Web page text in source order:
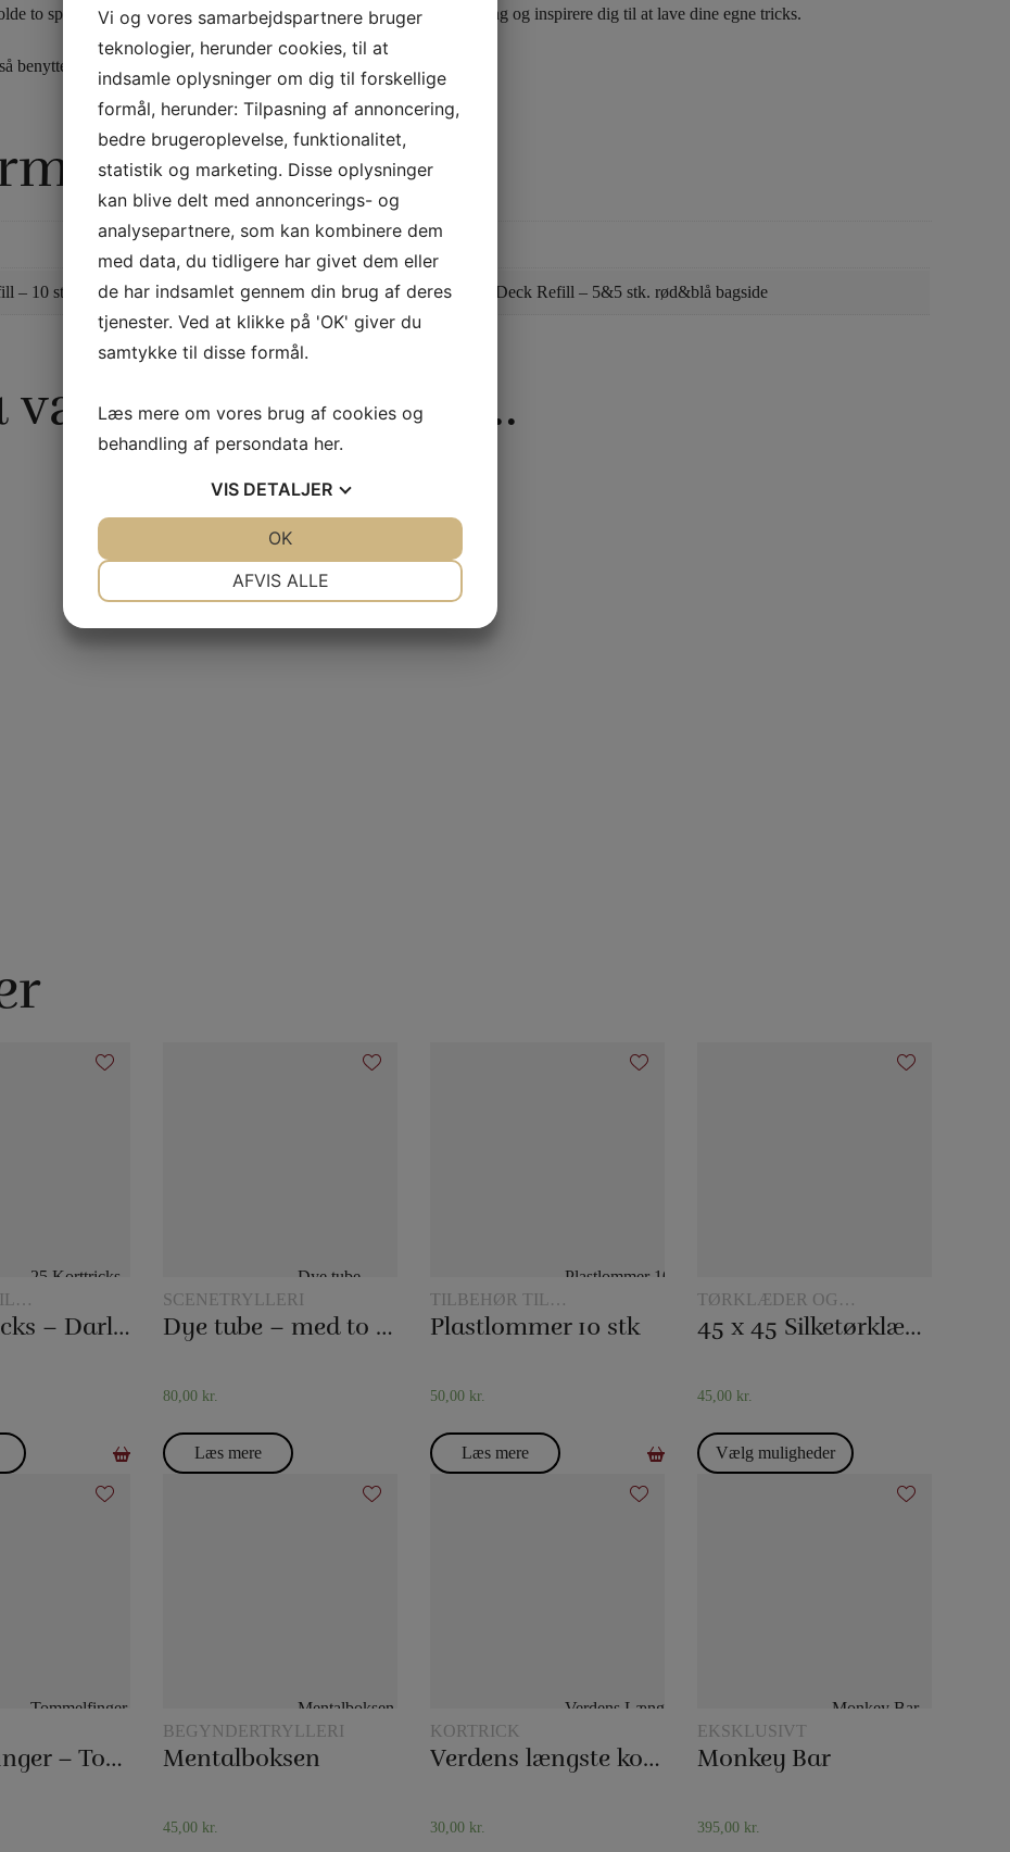
to spektakulære kort- og møntrutiner for at du kan komme godt i gang og inspirere dig til at lave dine egne tricks.
benytter Flash Vat.
– 10 stk. blå bagside, Boom Deck Refill – 10 stk. rød bagside, Boom Deck Refill – 5&5 stk. rød&blå bagside
være interesseret i...
25 Korttricks – Darling
SCENETRYLLERI
Dye tube – med to tørklæder
80,00 kr.
Læs mere
TILBEHØR TIL
KORTTRYLLERI
Plastlommer 10 stk
50,00 kr.
Læs mere
TØRKLÆDER OG
TØRKLÆDETRICK
45 x 45 Silketørklæder
45,00 kr.
Vælg muligheder
Tommelfinger – Topp
BEGYNDERTRYLLERI
Mentalboksen
45,00 kr.
KORTRICK
Verdens længste korttrick
30,00 kr.
EKSKLUSIVT
Monkey Bar
395,00 kr.
Vi og vores samarbejdspartnere bruger
teknologier, herunder cookies, til at
indsamle oplysninger om dig til forskellige
formål, herunder: Tilpasning af annoncering,
bedre brugeroplevelse, funktionalitet,
statistik og marketing. Disse oplysninger
kan blive delt med annoncerings- og
analysepartnere, som kan kombinere dem
med data, du tidligere har givet dem eller
de har indsamlet gennem din brug af deres
tjenester. Ved at klikke på 'OK' giver du
samtykke til disse formål.
Læs mere om vores brug af cookies og
behandling af persondata her.
VIS DETALJER
AFVIS ALLE
OK